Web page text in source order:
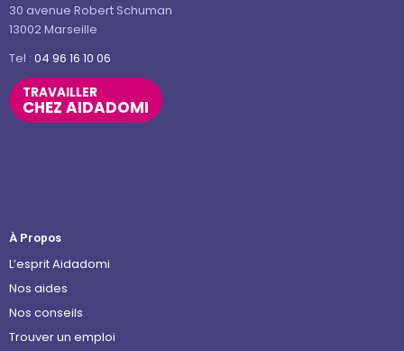
30 avenue Robert Schuman
13002 Marseille
Tel : 04 96 16 10 06
TRAVAILLER
CHEZ AIDADOMI
À Propos
L’esprit Aidadomi
Nos aides
Nos conseils
Trouver un emploi